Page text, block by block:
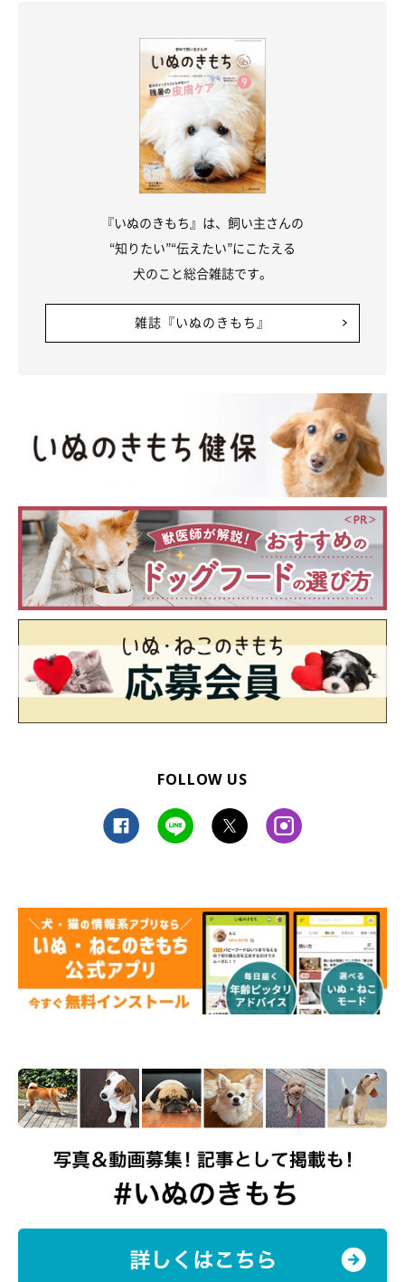
むたくんがそばにいてくれるだけで、幸せを
感じる毎日
むたくんと過ごす日々のなかで、飼い主さんは何気ない瞬間にも
愛おしさを感じているそう。特別な出来事がなくても、むたくん
飼い主さん：
「夜になると、むたは誰よりも先に寝室へ向かい、私たちの隣で
眠ろうとします。以前、私が体調を崩したときには、鼻で“ツン
ツン”と顔をつつくようなしぐさを見せ、その後もずっとそばに
安心しきった表情で眠る姿や、何気なくそばにいてくれる時間の
一つひとつに、幸せを感じます」
写真提供・取材協力／ @mutaa011
さん／X（旧Twitter）
取材・文／雨宮カイ
※この記事は投稿者さまに取材し、了承の上制作したものです。
2026年6月時点の情報であり、現在と異なる場合があります。
『いぬのきもち』は、飼い主さんの
“知りたい”“伝えたい”にこたえる
犬のこと総合雑誌です。
雑誌『いぬのきもち』
FOLLOW US